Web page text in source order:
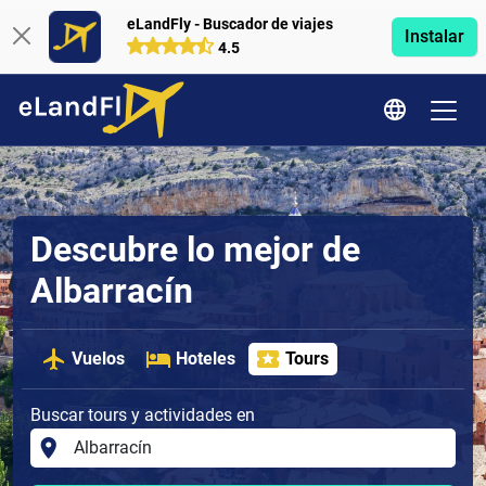
eLandFly - Buscador de viajes
4.5
Instalar
Descubre lo mejor de
Albarracín
Vuelos Hoteles Tours
Buscar tours y actividades en